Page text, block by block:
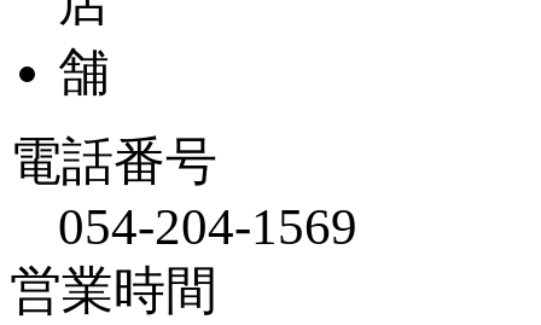
電話番号
054-204-1569
営業時間